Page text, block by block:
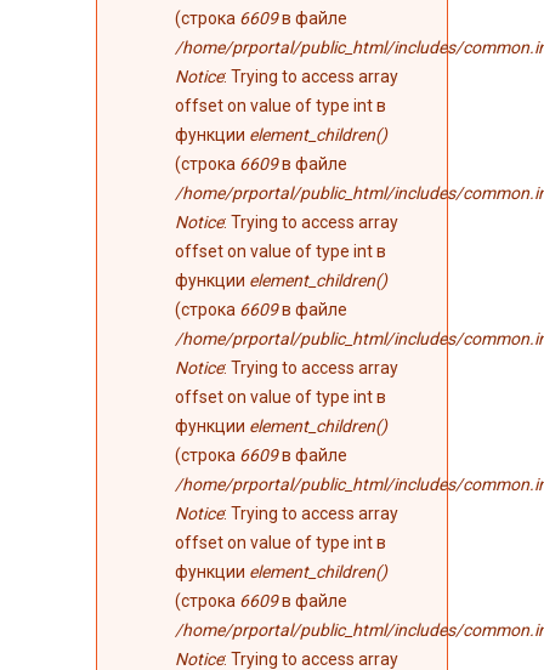
(строка 6609в файле
/home/prportal/public_html/includes/
Notice: Trying to access array
offset on value of type int в
функции element_children()
(строка 6609в файле
/home/prportal/public_html/includes/
Notice: Trying to access array
offset on value of type int в
функции element_children()
(строка 6609в файле
/home/prportal/public_html/includes/
Notice: Trying to access array
offset on value of type int в
функции element_children()
(строка 6609в файле
/home/prportal/public_html/includes/
Notice: Trying to access array
offset on value of type int в
функции element_children()
(строка 6609в файле
/home/prportal/public_html/includes/
Notice: Trying to access array